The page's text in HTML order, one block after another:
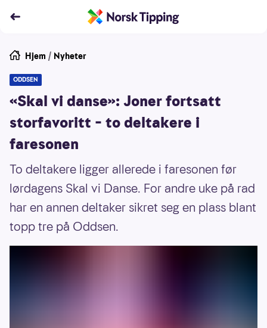
Hjem / Nyheter
ODDSEN
«Skal vi danse»: Joner fortsatt
storfavoritt – to deltakere i
faresonen
To deltakere ligger allerede i faresonen før
lørdagens Skal vi Danse. For andre uke på rad
har en annen deltaker sikret seg en plass blant
topp tre på Oddsen.